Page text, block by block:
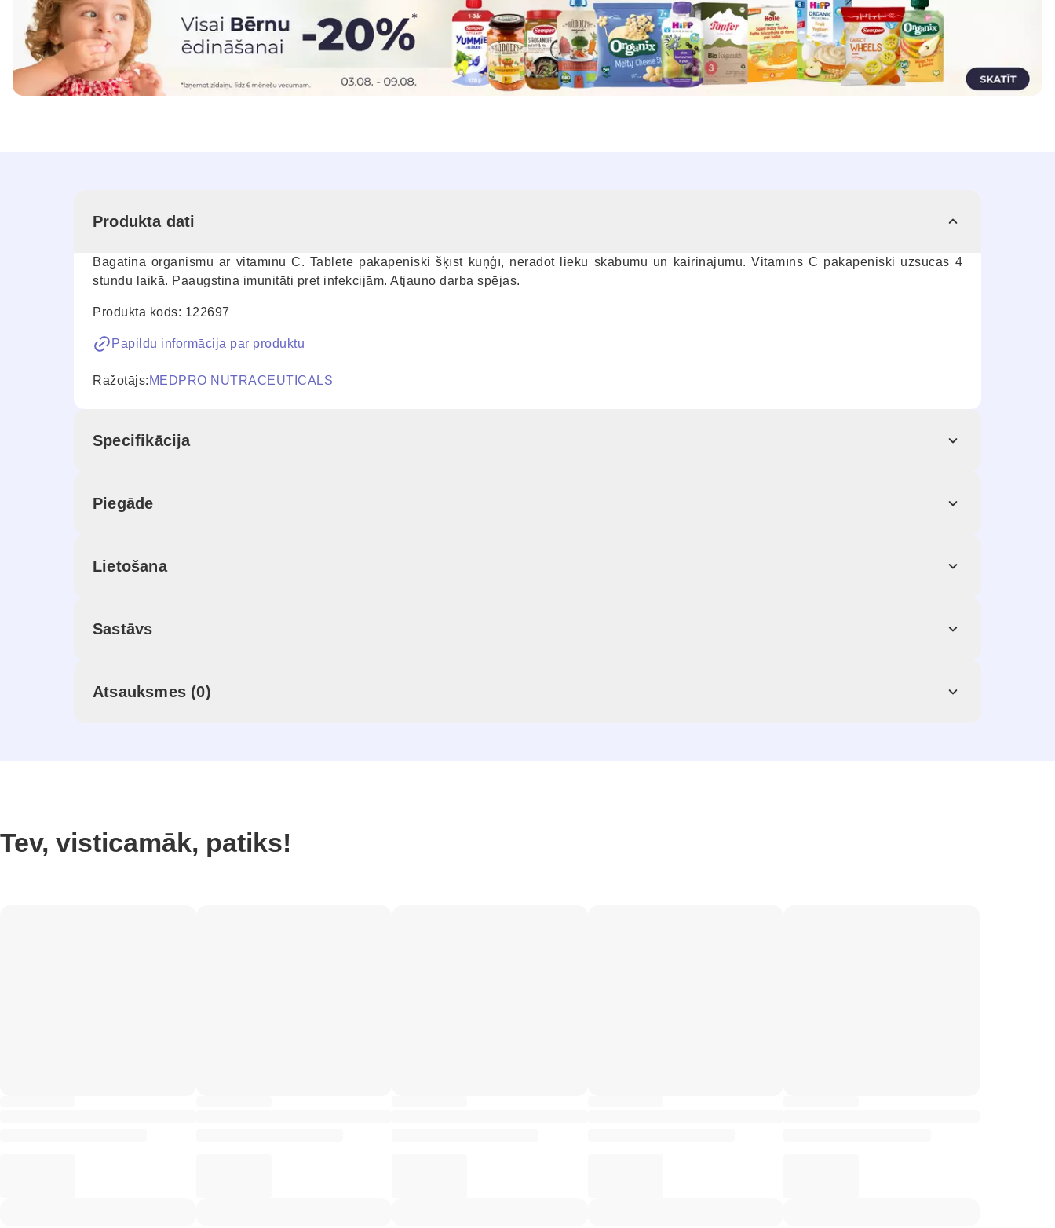
Produkta dati
Bagātina organismu ar vitamīnu C. Tablete pakāpeniski šķīst kuņģī, neradot lieku skābumu un kairinājumu. Vitamīns C pakāpeniski uzsūcas 4
stundu laikā. Paaugstina imunitāti pret infekcijām. Atjauno darba spējas.
Produkta kods: 122697
Papildu informācija par produktu
Ražotājs: MEDPRO NUTRACEUTICALS
Specifikācija
Piegāde
Lietošana
Sastāvs
Atsauksmes (0)
Tev, visticamāk, patiks!